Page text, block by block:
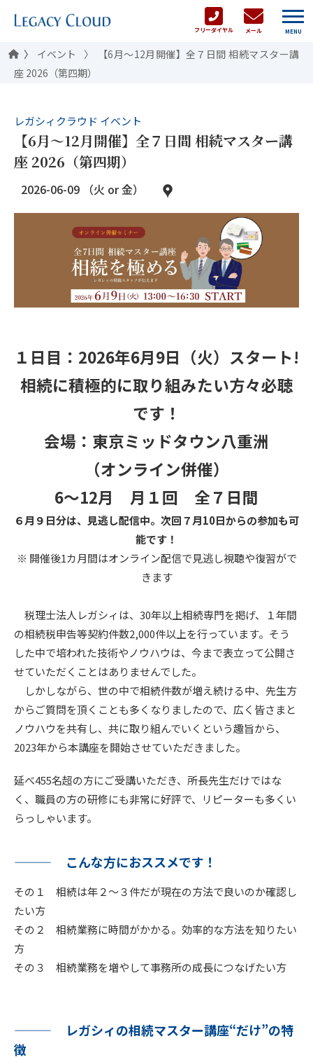
フリーダイヤル メール MENU
イベント
【6月～12月開催】全７日間 相続マスター講
座 2026（第四期）
レガシィクラウド イベント
【6月～12月開催】全７日間 相続マスター講
座 2026（第四期）
2026-06-09 （火 or 金）
１日目：2026年6月9日（火）スタート!
相続に積極的に取り組みたい方々必聴
です！
会場：東京ミッドタウン八重洲
（オンライン併催）
6～12月 月１回 全７日間
６月９日分は、見逃し配信中。次回７月10日からの参加も可
能です！
※ 開催後1カ月間はオンライン配信で見逃し視聴や復習がで
きます
税理士法人レガシィは、30年以上相続専門を掲げ、１年間
の相続税申告等契約件数2,000件以上を行っています。そう
した中で培われた技術やノウハウは、今まで表立って公開さ
せていただくことはありませんでした。
しかしながら、世の中で相続件数が増え続ける中、先生方
からご質問を頂くことも多くなりましたので、広く皆さまと
ノウハウを共有し、共に取り組んでいくという趣旨から、
2023年から本講座を開始させていただきました。
延べ455名超の方にご受講いただき、所長先生だけではな
く、職員の方の研修にも非常に好評で、リピーターも多くい
らっしゃいます。
こんな方におススメです！
その１ 相続は年２～３件だが現在の方法で良いのか確認し
たい方
その２ 相続業務に時間がかかる。効率的な方法を知りたい
方
その３ 相続業務を増やして事務所の成長につなげたい方
レガシィの相続マスター講座“だけ”の特
徴